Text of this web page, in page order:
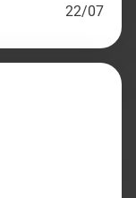
22/07